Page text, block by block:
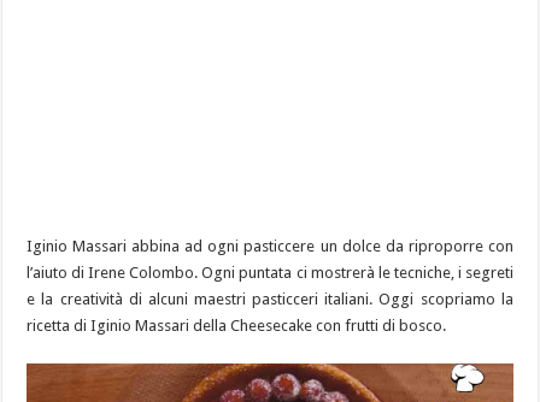
Iginio Massari abbina ad ogni pasticcere un dolce da riproporre con
l’aiuto di Irene Colombo. Ogni puntata ci mostrerà le tecniche, i segreti
e la creatività di alcuni maestri pasticceri italiani. Oggi scopriamo la
ricetta di Iginio Massari della Cheesecake con frutti di bosco.